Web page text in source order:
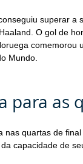
superar a
O gol de
comemorou
Mundo.
para as
quartas de
capacidade de